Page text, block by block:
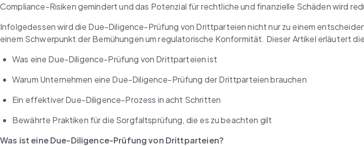
Compliance-Risiken gemindert und das Potenzial für rechtliche und finanzielle Schäden wird
Infolgedessen wird die Due-Diligence-Prüfung von Drittparteien nicht nur zu einem
einem Schwerpunkt der Bemühungen um regulatorische Konformität. Dieser Artikel erläutert
Was eine Due-Diligence-Prüfung von Drittparteien ist
Warum Unternehmen eine Due-Diligence-Prüfung der Drittparteien brauchen
Ein effektiver Due-Diligence-Prozess in acht Schritten
Bewährte Praktiken für die Sorgfaltsprüfung, die es zu beachten gilt
Was ist eine Due-Diligence-Prüfung von Drittparteien?